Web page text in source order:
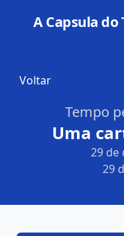
A Capsula do
Voltar
Tempo
Uma
29 de
29